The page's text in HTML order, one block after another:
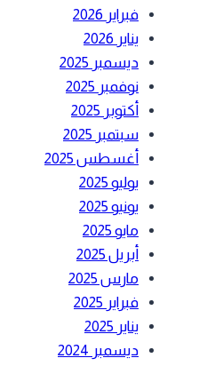
فبراير 2026
يناير 2026
ديسمبر 2025
نوفمبر 2025
أكتوبر 2025
سبتمبر 2025
أغسطس 2025
يوليو 2025
يونيو 2025
مايو 2025
أبريل 2025
مارس 2025
فبراير 2025
يناير 2025
ديسمبر 2024